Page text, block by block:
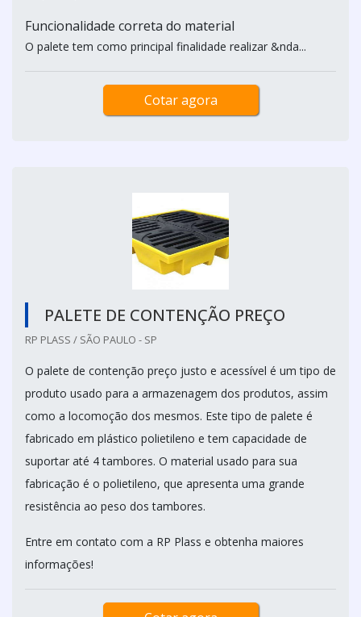
Funcionalidade correta do material
O palete tem como principal finalidade realizar &nda...
Cotar agora
PALETE DE CONTENÇÃO PREÇO
RP PLASS / SÃO PAULO - SP
O palete de contenção preço justo e acessível é um tipo de
produto usado para a armazenagem dos produtos, assim
como a locomoção dos mesmos. Este tipo de palete é
fabricado em plástico polietileno e tem capacidade de
suportar até 4 tambores. O material usado para sua
fabricação é o polietileno, que apresenta uma grande
resistência ao peso dos tambores.
Entre em contato com a RP Plass e obtenha maiores
informações!